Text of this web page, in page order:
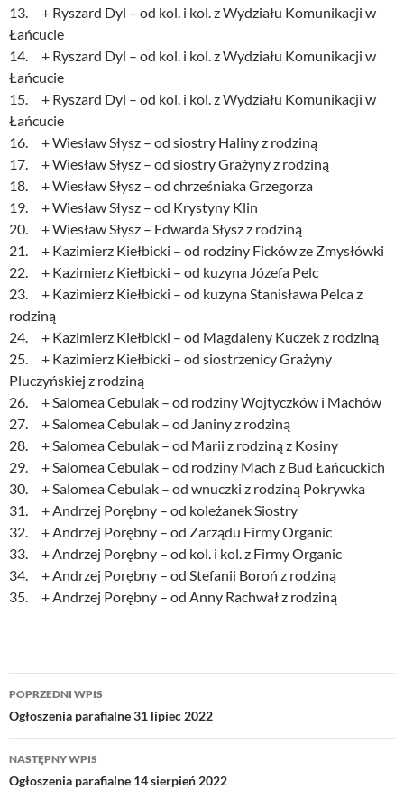
13. + Ryszard Dyl – od kol. i kol. z Wydziału Komunikacji w
Łańcucie
14. + Ryszard Dyl – od kol. i kol. z Wydziału Komunikacji w
Łańcucie
15. + Ryszard Dyl – od kol. i kol. z Wydziału Komunikacji w
Łańcucie
16. + Wiesław Słysz – od siostry Haliny z rodziną
17. + Wiesław Słysz – od siostry Grażyny z rodziną
18. + Wiesław Słysz – od chrześniaka Grzegorza
19. + Wiesław Słysz – od Krystyny Klin
20. + Wiesław Słysz – Edwarda Słysz z rodziną
21. + Kazimierz Kiełbicki – od rodziny Ficków ze Zmysłówki
22. + Kazimierz Kiełbicki – od kuzyna Józefa Pelc
23. + Kazimierz Kiełbicki – od kuzyna Stanisława Pelca z
rodziną
24. + Kazimierz Kiełbicki – od Magdaleny Kuczek z rodziną
25. + Kazimierz Kiełbicki – od siostrzenicy Grażyny
Pluczyńskiej z rodziną
26. + Salomea Cebulak – od rodziny Wojtyczków i Machów
27. + Salomea Cebulak – od Janiny z rodziną
28. + Salomea Cebulak – od Marii z rodziną z Kosiny
29. + Salomea Cebulak – od rodziny Mach z Bud Łańcuckich
30. + Salomea Cebulak – od wnuczki z rodziną Pokrywka
31. + Andrzej Porębny – od koleżanek Siostry
32. + Andrzej Porębny – od Zarządu Firmy Organic
33. + Andrzej Porębny – od kol. i kol. z Firmy Organic
34. + Andrzej Porębny – od Stefanii Boroń z rodziną
35. + Andrzej Porębny – od Anny Rachwał z rodziną
Nawigacja
wpisu
POPRZEDNI WPIS
Ogłoszenia parafialne 31 lipiec 2022
NASTĘPNY WPIS
Ogłoszenia parafialne 14 sierpień 2022